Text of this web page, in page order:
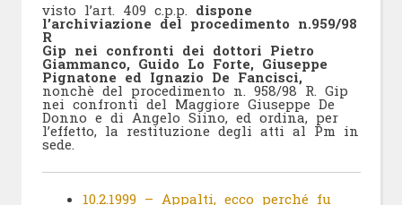
visto l’art. 409 c.p.p. dispone
l’archiviazione del procedimento n.959/98
R
Gip nei confronti dei dottori Pietro
Giammanco, Guido Lo Forte, Giuseppe
Pignatone ed Ignazio De Fancisci,
nonchè del procedimento n. 958/98 R. Gip
nei confronti del Maggiore Giuseppe De
Donno e di Angelo Siino, ed ordina, per
l’effetto, la restituzione degli atti al Pm in
sede.
10.2.1999 – Appalti, ecco perché fu